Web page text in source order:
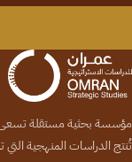
مؤسسة بحثية مستقلة تسعى
تُنتج الدراسات المنهجية